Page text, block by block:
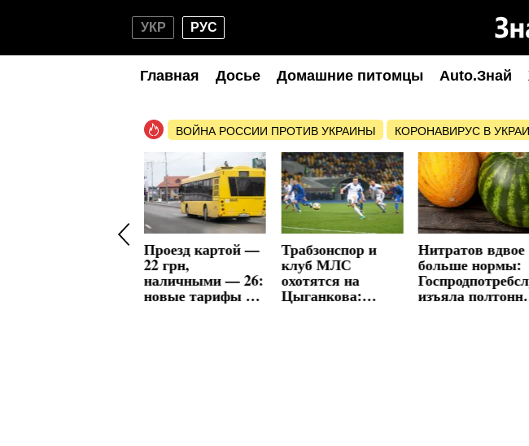
УКР РУС
Главная Досье Домашние питомцы Auto.Знай
ВОЙНА РОССИИ ПРОТИВ УКРАИНЫ КОРОНАВИРУС В
Проезд картой —
22 грн,
наличными — 26:
новые тарифы в
транспорте,
Трабзонспор и
клуб МЛС
охотятся на
Цыганкова:
Жирона не
Нитратов вдвое
больше нормы:
изъяла